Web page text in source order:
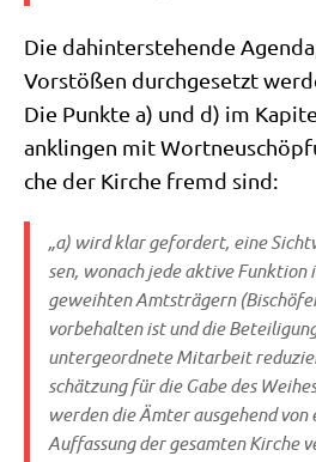
Die dahin­ter­ste­hen­de
Vor­stö­ßen durch­ge­setzt
Die Punk­te a) und d) im
anklin­gen mit
che der Kir­che fremd sind:
„a) wird klar gefor­dert, eine
sen, wonach jede akti­ve Funk­ti­on
geweih­ten Amts­trä­gern
vor­be­hal­ten ist und die
unter­ge­ord­ne­te Mit­ar­beit
schät­zung für die Gabe des
wer­den die Ämter aus­ge­hend
Auf­fas­sung der gesam­ten Kir­che